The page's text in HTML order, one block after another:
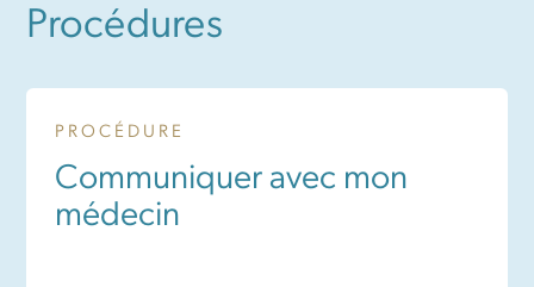
Procédures
PROCÉDURE
Communiquer avec mon
médecin